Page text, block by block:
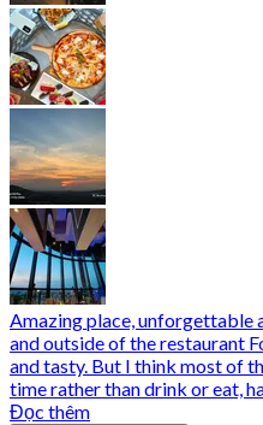
Amazing place, unforgettable
and outside of the restaurant
and tasty. But I think most of
time rather than drink or eat,
Đọc thêm